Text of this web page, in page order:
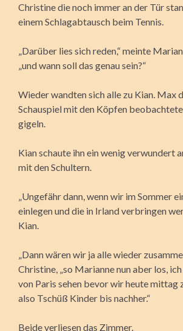
Christine die noch immer an der Tür
einem Schlagabtausch beim Tennis.
„Darüber lies sich reden,“ meinte
„und wann soll das genau sein?“
Wieder wandten sich alle zu Kian. Max
Schauspiel mit den Köpfen
gigeln.
Kian schaute ihn ein wenig verwundert
mit den Schultern.
„Ungefähr dann, wenn wir im Sommer
einlegen und die in Irland verbringen
Kian.
„Dann wären wir ja alle wieder
Christine, „so Marianne nun aber los,
von Paris sehen bevor wir heute mittag
also Tschüß Kinder bis nachher.“
Beide verliesen das Zimmer.